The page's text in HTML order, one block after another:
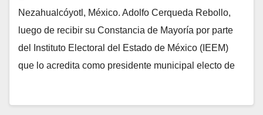
Nezahualcóyotl, México. Adolfo Cerqueda Rebollo,
luego de recibir su Constancia de Mayoría por parte
del Instituto Electoral del Estado de México (IEEM)
que lo acredita como presidente municipal electo de